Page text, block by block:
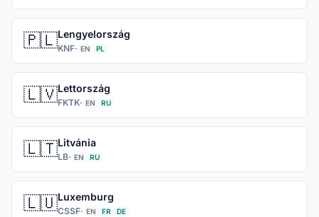
🇵🇱Lengyelország
KNF· EN PL
🇱🇻Lettország
FKTK· EN RU
🇱🇹Litvánia
LB· EN RU
🇱🇺Luxemburg
CSSF· EN FR DE